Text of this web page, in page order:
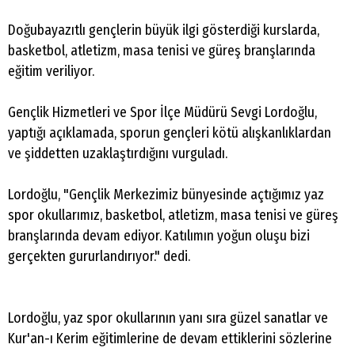
Doğubayazıtlı gençlerin büyük ilgi gösterdiği kurslarda,
basketbol, atletizm, masa tenisi ve güreş branşlarında
eğitim veriliyor.
Gençlik Hizmetleri ve Spor İlçe Müdürü Sevgi Lordoğlu,
yaptığı açıklamada, sporun gençleri kötü alışkanlıklardan
ve şiddetten uzaklaştırdığını vurguladı.
Lordoğlu, "Gençlik Merkezimiz bünyesinde açtığımız yaz
spor okullarımız, basketbol, atletizm, masa tenisi ve güreş
branşlarında devam ediyor. Katılımın yoğun oluşu bizi
gerçekten gururlandırıyor." dedi.
Lordoğlu, yaz spor okullarının yanı sıra güzel sanatlar ve
Kur'an-ı Kerim eğitimlerine de devam ettiklerini sözlerine